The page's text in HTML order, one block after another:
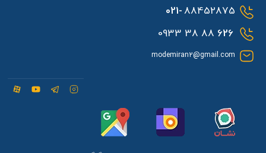
021-88452875
626
88 38 0933
modemiran2@gmail.com